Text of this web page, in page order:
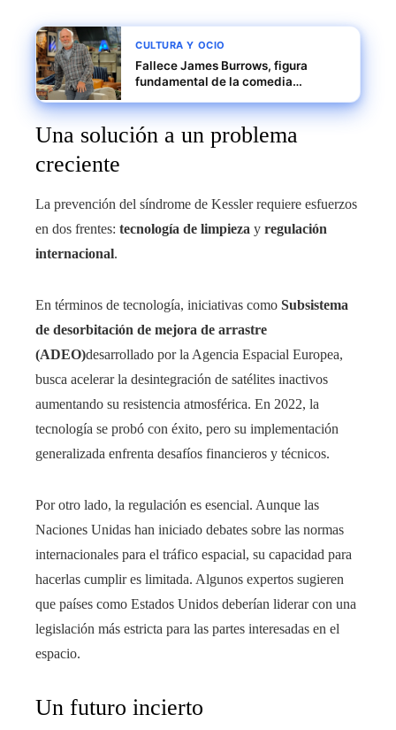
CULTURA Y OCIO
Fallece James Burrows, figura
fundamental de la comedia
Una solución a un problema
creciente
La prevención del síndrome de Kessler requiere esfuerzos
en dos frentes: tecnología de limpieza y regulación
internacional.
En términos de tecnología, iniciativas como Subsistema
de desorbitación de mejora de arrastre
(ADEO)desarrollado por la Agencia Espacial Europea,
busca acelerar la desintegración de satélites inactivos
aumentando su resistencia atmosférica. En 2022, la
tecnología se probó con éxito, pero su implementación
generalizada enfrenta desafíos financieros y técnicos.
Por otro lado, la regulación es esencial. Aunque las
Naciones Unidas han iniciado debates sobre las normas
internacionales para el tráfico espacial, su capacidad para
hacerlas cumplir es limitada. Algunos expertos sugieren
que países como Estados Unidos deberían liderar con una
legislación más estricta para las partes interesadas en el
espacio.
Un futuro incierto